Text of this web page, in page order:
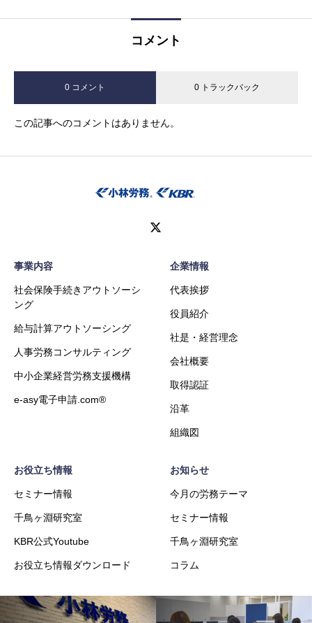
コメント
0 コメント 0 トラックバック
この記事へのコメントはありません。
事業内容
社会保険手続きアウトソーシ
ング
給与計算アウトソーシング
人事労務コンサルティング
中小企業経営労務支援機構
e-asy電子申請.com®
企業情報
代表挨拶
役員紹介
社是・経営理念
会社概要
取得認証
沿革
組織図
お役立ち情報
セミナー情報
千鳥ヶ淵研究室
KBR公式Youtube
お役立ち情報ダウンロード
お知らせ
今月の労務テーマ
セミナー情報
千鳥ヶ淵研究室
コラム